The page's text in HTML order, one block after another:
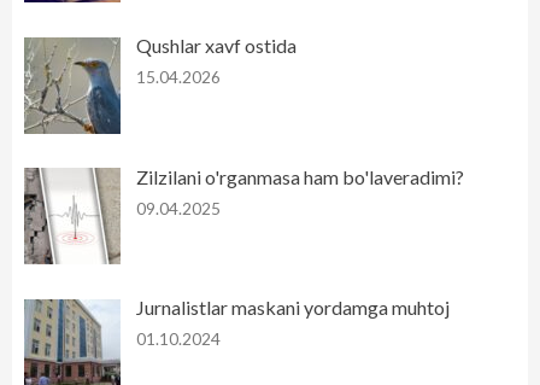
Qushlar xavf ostida
15.04.2026
Zilzilani o'rganmasa ham bo'laveradimi?
09.04.2025
Jurnalistlar maskani yordamga muhtoj
01.10.2024